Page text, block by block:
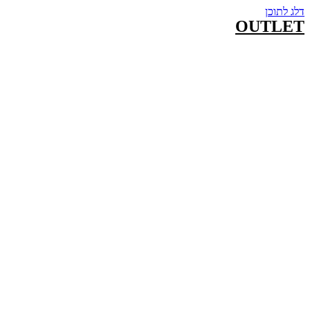
דלג לתוכן
OUTLET